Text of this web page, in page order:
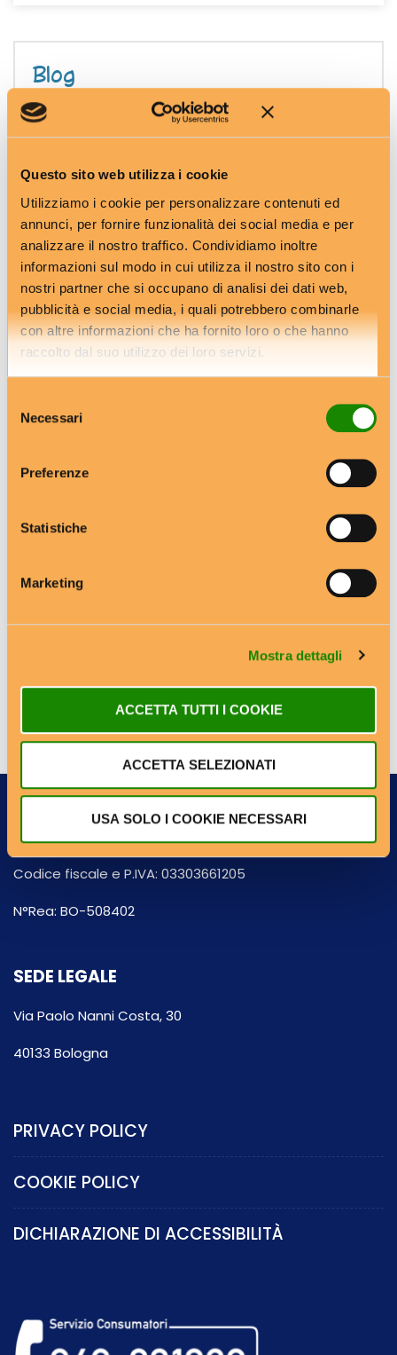
Questo sito web utilizza i cookie
Utilizziamo i cookie per personalizzare contenuti ed
annunci, per fornire funzionalità dei social media e per
analizzare il nostro traffico. Condividiamo inoltre
informazioni sul modo in cui utilizza il nostro sito con i
nostri partner che si occupano di analisi dei dati web,
pubblicità e social media, i quali potrebbero combinarle
con altre informazioni che ha fornito loro o che hanno
raccolto dal suo utilizzo dei loro servizi.
delNecessari
Preferenze
Statistiche
Marketing
Mostra dettagli
ACCETTA TUTTI I COOKIE
ACCETTA SELEZIONATI
USA SOLO I COOKIE NECESSARI
Blog
Sommelier
Veterinario
I VIDEO
La Prima Colazione
ITALY D. S.C.R.L.
Codice fiscale e P.IVA: 03303661205
N°Rea: BO-508402
SEDE LEGALE
Via Paolo Nanni Costa, 30
40133 Bologna
PRIVACY POLICY
COOKIE POLICY
DICHIARAZIONE DI ACCESSIBILITÀ